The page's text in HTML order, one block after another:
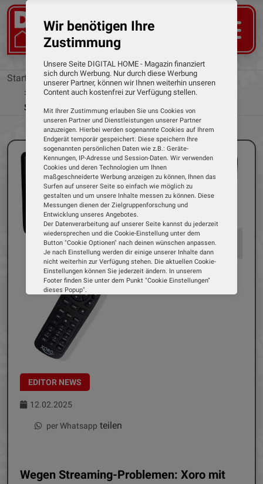
Startseite
News
Wegen Streaming-Problemen: Xoro mit neuer
Software für Geräte mit Internet-Radio
EDITOR NEWS
12.02.2025
per Whatsapp teilen
Wegen Streaming-Problemen: Xoro mit
Wir benötigen Ihre
Zustimmung
Unsere Seite DIGITAL HOME - Magazin finanziert
sich durch Werbung. Nur durch diese Werbung
unserer Partner, können wir Ihnen weiterhin unseren
Content auch kostenfrei zur Verfügung stellen.
Mit Ihrer Zustimmung erlauben Sie uns Cookies von
unseren Partner und Dienstleistungen unserer Partner
anzuzeigen. Hierbei werden sogenannte Cookies auf Ihrem
Endgerät temporär gespeichert. Diese speichern Ihre
sogenannten persönlichen Daten wie z.B.: Geräte-
Kennungen, IP-Adresse und Session-Daten. Wir verwenden
Cookies und deren Technologien um Ihnen
maßgeschneiderte Werbung anzeigen zu können, Ihnen das
Surfen auf unserer Seite so einfach wie möglich zu
gestalten und um unsere Inhalte messen zu können. Diese
Messungen dienen der Zielgruppenforschung und
Entwicklung unseres Angebotes.
Der Datenverarbeitung auf unserer Seite kannst du jederzeit
wiedersprechen und die Cookie-Einstellung unter dem
Button "Cookie Optionen" nach deinen wünschen anpassen.
Je nach Einstellung werden dir einige unserer Inhalte dann
nicht weiterhin zur Verfügung stehen. Die aktuellen Cookie-
Einstellungen können Sie jederzeit ändern. In unserem
Footer finden Sie unter dem Punkt "Cookie Einstellungen"
dieses Popup".
Wir verwenden Cookies, um Ihnen die bestmögliche
Erfahrung auf unserer Website zu bieten. Erfahren Sie mehr
darüber, wie wir Cookies verwenden und wie Sie Ihre
Einstellungen ändern können.
Impressum